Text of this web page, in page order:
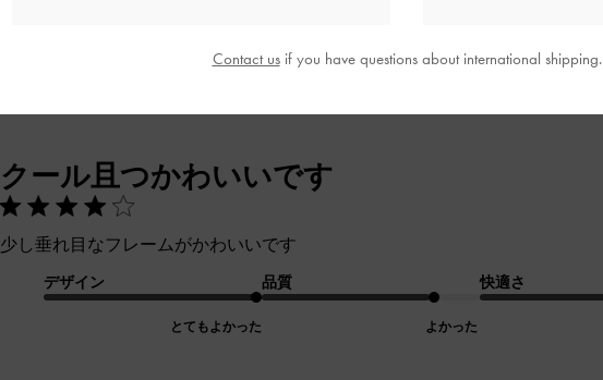
デザイン 品質
全て 快適さ
全て
クール且つかわいいです
少し垂れ目なフレームがかわいいです
デザイン
とてもよかった
品質
よかった
快適さ
Contact usif you have questions about international shipping.